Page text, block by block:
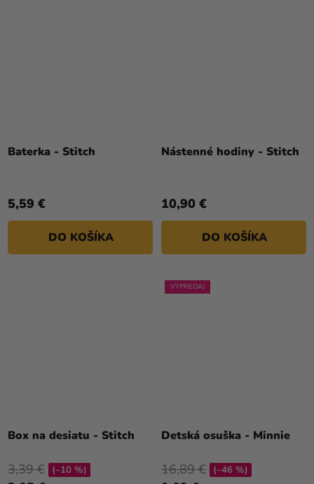
Baterka - Stitch
5,59 €
DO KOŠÍKA
Nástenné hodiny - Stitch
10,90 €
DO KOŠÍKA
Box na desiatu - Stitch
3,39 € (–10 %)
VÝPREDAJ
Detská osuška - Minnie
16,89 € (–46 %)